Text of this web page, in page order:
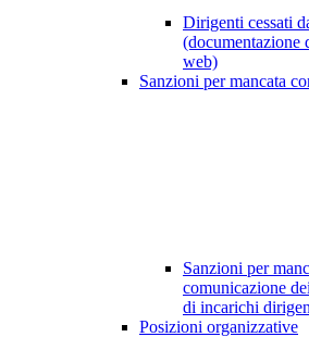
Dirigenti cessati
(documentazione
web)
Sanzioni per mancata
Sanzioni per
comunicazione
di incarichi
Posizioni organizzative